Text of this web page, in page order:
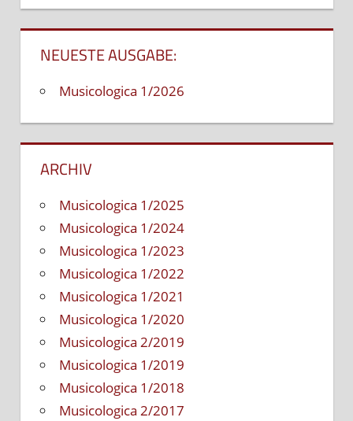
NEUESTE AUSGABE:
Musicologica 1/2026
ARCHIV
Musicologica 1/2025
Musicologica 1/2024
Musicologica 1/2023
Musicologica 1/2022
Musicologica 1/2021
Musicologica 1/2020
Musicologica 2/2019
Musicologica 1/2019
Musicologica 1/2018
Musicologica 2/2017